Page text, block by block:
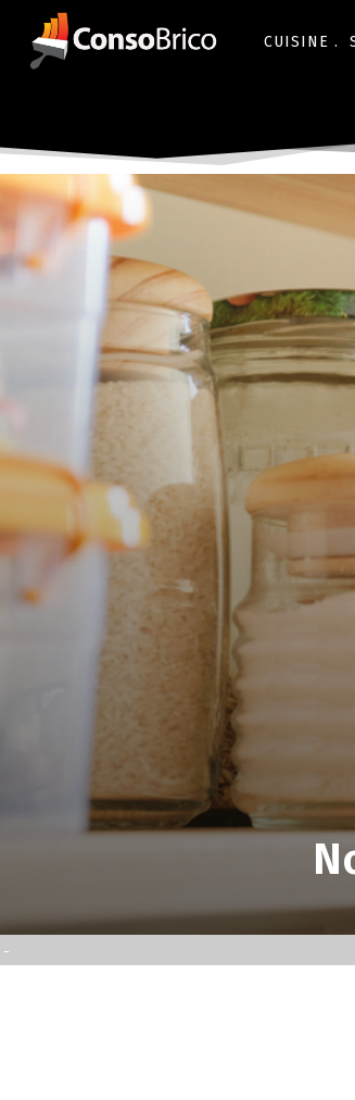
CUISINE .
-